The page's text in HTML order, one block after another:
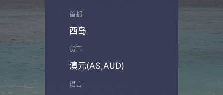
首都
西岛
货币
澳元(A$,AUD)
语言